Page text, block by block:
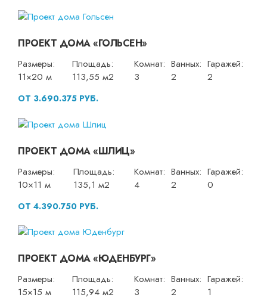
ПРОЕКТ ДОМА «ГОЛЬСЕН»
Размеры:
11×20 м
Площадь:
113,55 м2
Комнат:
3
Ванных:
2
Гаражей:
2
ОТ 3.690.375 РУБ.
ПРОЕКТ ДОМА «ШЛИЦ»
Размеры:
10×11 м
Площадь:
135,1 м2
Комнат:
4
Ванных:
2
Гаражей:
0
ОТ 4.390.750 РУБ.
ПРОЕКТ ДОМА «ЮДЕНБУРГ»
Размеры:
15×15 м
Площадь:
115,94 м2
Комнат:
3
Ванных:
2
Гаражей:
1